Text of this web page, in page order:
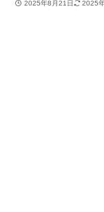
2025年8月21日 2025